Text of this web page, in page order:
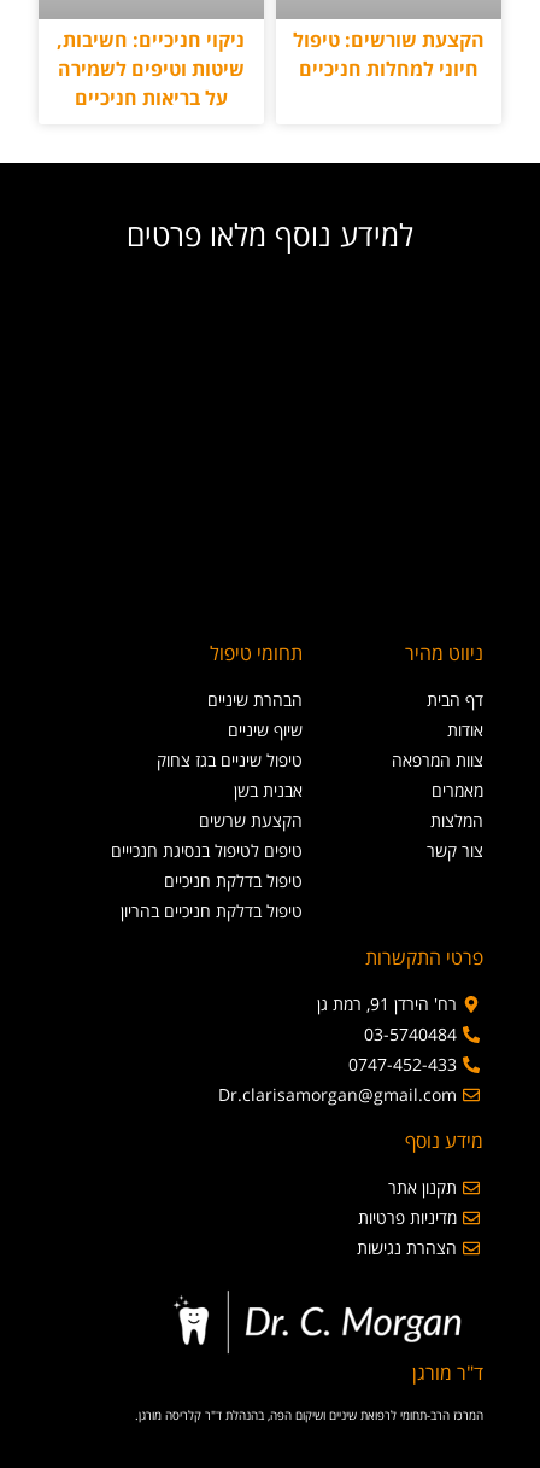
הקצעת שורשים: טיפול
חיוני למחלות חניכיים
ניקוי חניכיים: חשיבות,
שיטות וטיפים לשמירה
על בריאות חניכיים
למידע נוסף מלאו פרטים
ניווט מהיר
דף הבית
אודות
צוות המרפאה
מאמרים
המלצות
צור קשר
תחומי טיפול
הבהרת שיניים
שיוף שיניים
טיפול שיניים בגז צחוק
אבנית בשן
הקצעת שרשים
טיפים לטיפול בנסיגת חנכייים
טיפול בדלקת חניכיים
טיפול בדלקת חניכיים בהריון
פרטי התקשרות
רח' הירדן 91, רמת גן
03-5740484
0747-452-433
Dr.clarisamorgan@gmail.com
מידע נוסף
תקנון אתר
מדיניות פרטיות
הצהרת נגישות
ד"ר מורגן
המרכז הרב-תחומי לרפואת שיניים ושיקום הפה, בהנהלת ד"ר קלריסה מורגן.